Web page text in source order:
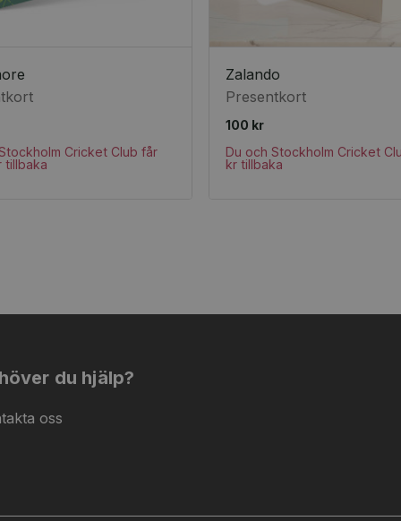
Cricket Club får
tillbaka
Zalando
Presentkort
100 kr
Du och Stockholm Cricket
kr tillbaka
du hjälp?
oss